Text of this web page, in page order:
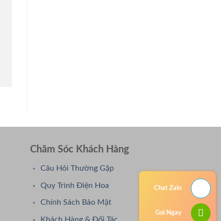
Chăm Sóc Khách Hàng
Câu Hỏi Thường Gặp
Quy Trình Điện Hoa
Chính Sách Bảo Mật
Khách Hàng & Đối Tác
Chat Zalo
Gọi Ngay